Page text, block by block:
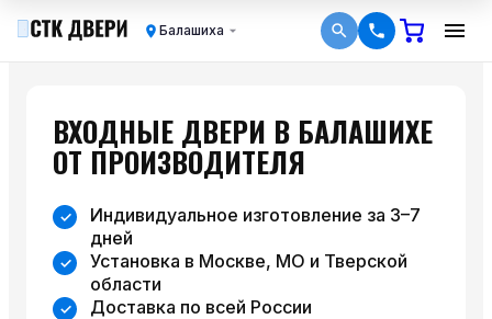
Балашиха
ВХОДНЫЕ ДВЕРИ В БАЛАШИХЕ
ОТ ПРОИЗВОДИТЕЛЯ
Индивидуальное изготовление за 3–7
дней
Установка в Москве, МО и Тверской
области
Доставка по всей России